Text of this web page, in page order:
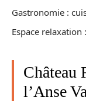
Gastronomie :
Espace
Château
l’Anse